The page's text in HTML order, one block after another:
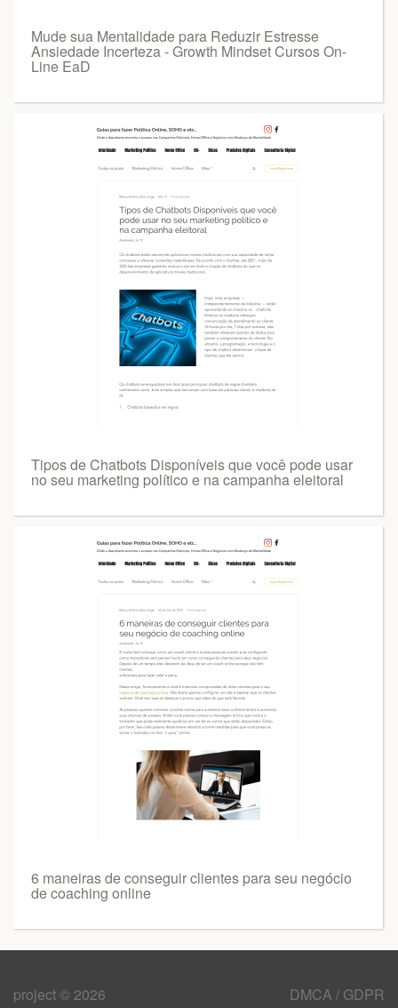
Mude sua Mentalidade para Reduzir Estresse
Ansiedade Incerteza - Growth Mindset Cursos On-
Line EaD
Tipos de Chatbots Disponíveis que você pode usar
no seu marketing político e na campanha eleitoral
6 maneiras de conseguir clientes para seu negócio
de coaching online
project © 2026
DMCA / GDPR